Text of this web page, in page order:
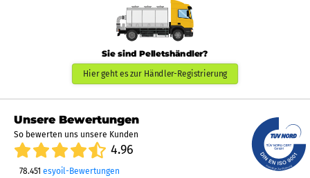
Sie sind Pelletshändler?
Hier geht es zur Händler-Registrierung
Unsere Bewertungen
So bewerten uns unsere Kunden
4.96
78.451 esyoil-Bewertungen